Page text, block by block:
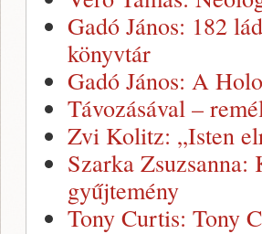
Gadó János: 182
könyvtár
Gadó János: A
Távozásával –
Zvi Kolitz: „Isten
Szarka Zsuzsanna:
gyűjtemény
Tony Curtis: Tony